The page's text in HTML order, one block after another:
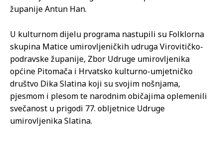
županije Antun Han.
U kulturnom dijelu programa nastupili su Folklorna
skupina Matice umirovljeničkih udruga Virovitičko-
podravske županije, Zbor Udruge umirovljenika
općine Pitomača i Hrvatsko kulturno-umjetničko
društvo Dika Slatina koji su svojim nošnjama,
pjesmom i plesom te narodnim običajima oplemenili
svečanost u prigodi 77. obljetnice Udruge
umirovljenika Slatina.